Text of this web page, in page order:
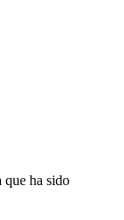
que ha sido